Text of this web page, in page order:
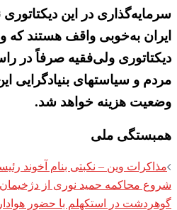
سرمایه‌گذاری در این
ایران به‌خوبی واقف هستند که
دیکتاتوری ولی‌فقیه صرفاً در
مردم و سیاستهای بنیادگرایی
وضعیت هزینه خواهد شد.
همبستگی ملی
Post
navigation
مذاکرات وین – نکبتی بنام آخوند
گوهردشت در استکهلم با حضور